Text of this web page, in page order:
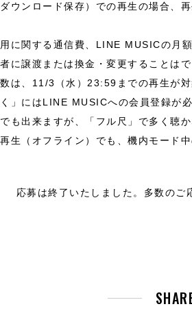
ウンロード保存）での再生の場合、
に関する通信費、LINE MUSICの月
に譲渡または換金・変更することはで
は、11/3（水）23:59までの再生が対
く」にはLINE MUSICへの会員登録が
も出来ますが、「フル尺」で多く聴
生（オフライン）でも、機内モード
応募は終了いたしました。多数のご